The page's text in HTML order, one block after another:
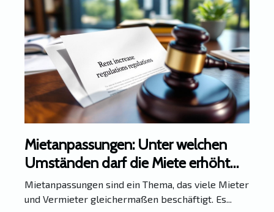
Mietanpassungen: Unter welchen
Umständen darf die Miete erhöht
werden und wann nicht?
Mietanpassungen sind ein Thema, das viele Mieter
und Vermieter gleichermaßen beschäftigt. Es...